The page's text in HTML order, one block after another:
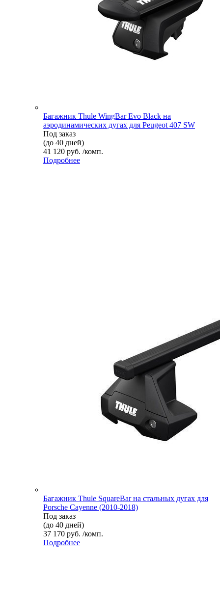
Багажник Thule WingBar Evo Black на
аэродинамических дугах для Peugeot 407 SW
Под заказ
(до 40 дней)
41 120 руб. /комп.
Подробнее
Багажник Thule SquareBar на стальных дугах для
Porsche Cayenne (2010-2018)
Под заказ
(до 40 дней)
37 170 руб. /комп.
Подробнее